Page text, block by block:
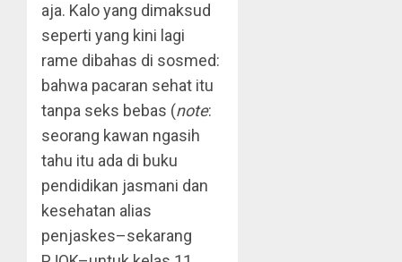
aja. Kalo yang dimaksud
seperti yang kini lagi
rame dibahas di sosmed:
bahwa pacaran sehat itu
tanpa seks bebas (note:
seorang kawan ngasih
tahu itu ada di buku
pendidikan jasmani dan
kesehatan alias
penjaskes–sekarang